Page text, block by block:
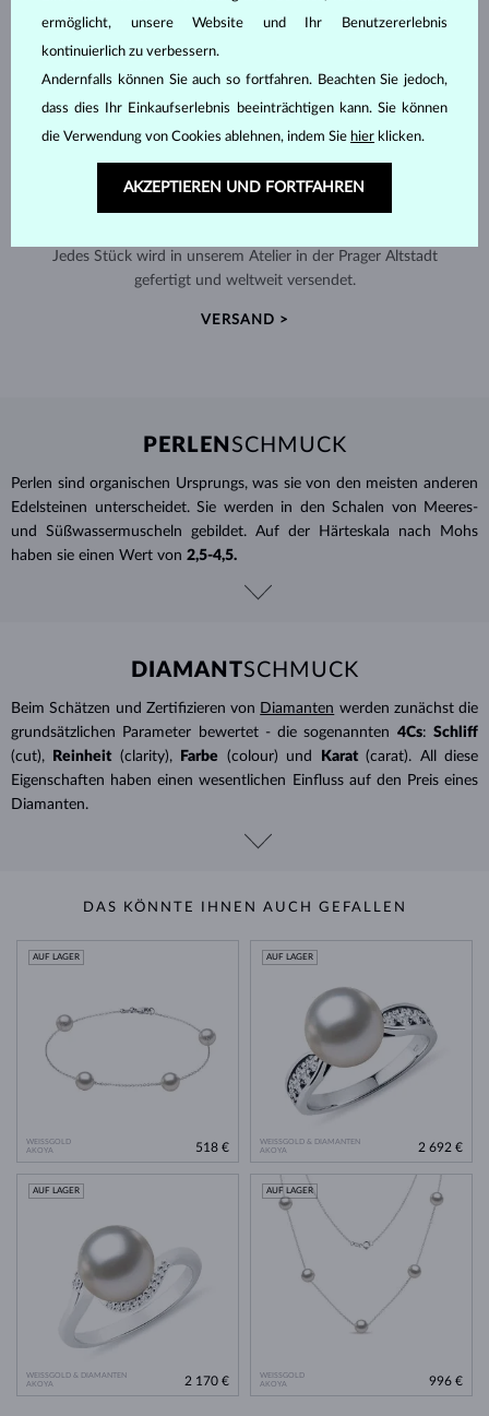
HANDGEFERTIGT IN PRAG
Jedes Stück wird in unserem Atelier in der Prager Altstadt
gefertigt und weltweit versendet.
VERSAND >
PERLEN SCHMUCK
Perlen sind organischen Ursprungs, was sie von den meisten anderen
Edelsteinen unterscheidet. Sie werden in den Schalen von Meeres-
und Süßwassermuscheln gebildet. Auf der Härteskala nach Mohs
haben sie einen Wert von 2,5-4,5.
DIAMANTSCHMUCK
Beim Schätzen und Zertifizieren von Diamanten werden zunächst die
grundsätzlichen Parameter bewertet - die sogenannten 4Cs: Schliff
(cut),
Reinheit (clarity), Farbe (colour) und Karat (carat). All diese
Eigenschaften haben einen wesentlichen Einfluss auf den Preis eines
Diamanten.
DAS KÖNNTE IHNEN AUCH GEFALLEN
WEISSGOLD
AKOYA
AUF LAGER
518 €
WEISSGOLD & DIAMANTEN
AKOYA
AUF LAGER
2 692 €
WEISSGOLD & DIAMANTEN
AKOYA
AUF LAGER
2 170 €
WEISSGOLD
AKOYA
AUF LAGER
996 €
ermöglicht, unsere Website und Ihr Benutzererlebnis
kontinuierlich zu verbessern.
Andernfalls können Sie auch so fortfahren. Beachten Sie jedoch,
dass dies Ihr Einkaufserlebnis beeinträchtigen kann. Sie können
die Verwendung von Cookies ablehnen, indem Sie hier klicken.
AKZEPTIEREN UND FORTFAHREN